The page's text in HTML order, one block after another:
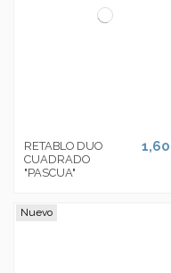
RETABLO DUO
CUADRADO
"PASCUA"
Nuevo